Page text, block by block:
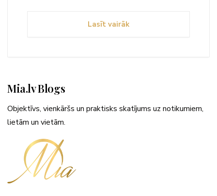
Lasīt vairāk
Mia.lv Blogs
Objektīvs, vienkāršs un praktisks skatījums uz notikumiem,
lietām un vietām.